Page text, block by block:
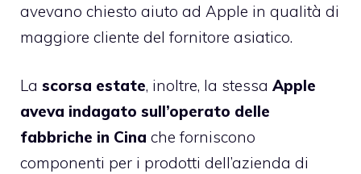
avevano chiesto aiuto ad Apple in qualità di
maggiore cliente del fornitore asiatico.
La scorsa estate, inoltre, la stessa Apple
aveva indagato sull’operato delle
fabbriche in Cina che forniscono
componenti per i prodotti dell’azienda di